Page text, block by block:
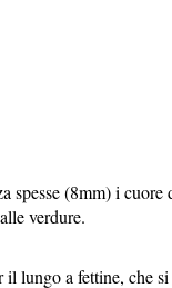
spesse (8mm) i
verdure.
lungo a fettine, che